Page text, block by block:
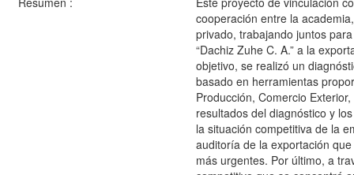
cooperación entre la
privado, trabajando juntos
“Dachiz Zuhe C. A.” a la
objetivo, se realizó un
basado en herramientas
Producción, Comercio
resultados del diagnóstico y
la situación competitiva de la
auditoría de la exportación
más urgentes. Por último, a